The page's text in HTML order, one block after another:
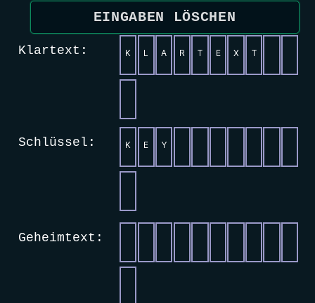
EINGABEN LÖSCHEN
Klartext:
Schlüssel:
Geheimtext: